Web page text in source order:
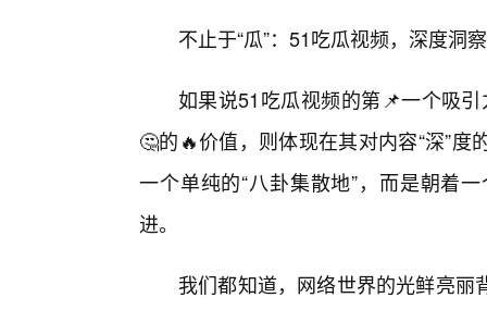
不止于“瓜”：51吃瓜视频，深度洞
如果说51吃瓜视频的第📌一个吸引
🤔的🔥价值，则体现在其对内容“深”
一个单纯的“八卦集散地”，而是朝着
进。
我们都知道，网络世界的光鲜亮